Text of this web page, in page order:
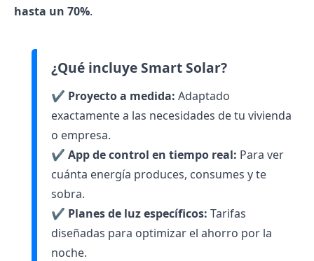
hasta un 70%.
¿Qué incluye Smart Solar?
✔️ Proyecto a medida: Adaptado
exactamente a las necesidades de tu vivienda
o empresa.
✔️ App de control en tiempo real: Para ver
cuánta energía produces, consumes y te
sobra.
✔️ Planes de luz específicos: Tarifas
diseñadas para optimizar el ahorro por la
noche.